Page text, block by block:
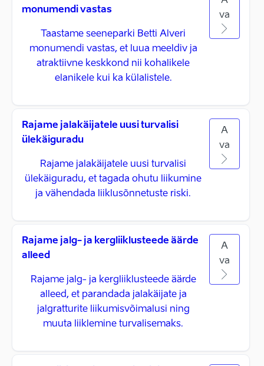
monumendi vastas
Taastame seeneparki Betti Alveri
monumendi vastas, et luua meeldiv ja
atraktiivne keskkond nii kohalikele
elanikele kui ka külalistele.
va
Rajame jalakäijatele uusi turvalisi
ülekäiguradu
Rajame jalakäijatele uusi turvalisi
ülekäiguradu, et tagada ohutu liikumine
ja vähendada liiklusõnnetuste riski.
A
va
Rajame jalg- ja kergliiklusteede äärde
alleed
Rajame jalg- ja kergliiklusteede äärde
alleed, et parandada jalakäijate ja
jalgratturite liikumisvõimalusi ning
muuta liiklemine turvalisemaks.
A
va